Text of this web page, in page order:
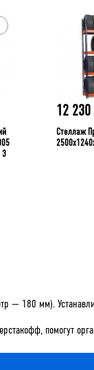
3
12 230
Стеллаж
— 180 мм).
помогут